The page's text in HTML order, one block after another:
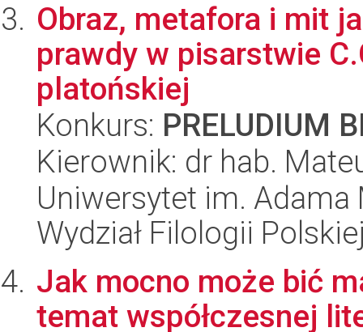
Obraz, metafora i mit
prawdy w pisarstwie
platońskiej
Konkurs: PRELUDIUM
Kierownik: dr hab.
Uniwersytet im.
Wydział Filologii
Jak mocno może bić
temat współczesnej